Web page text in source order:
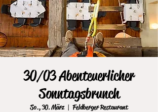
30/03 Abenteuerlicher
Sonntagsbrunch
So., 30. März
  |
Feldberger Restaurant